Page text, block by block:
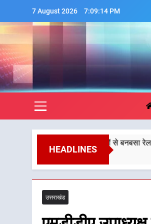
content
7 August 2026 7:09:16 PM
HEADLINES
के प्रयासों से बनबसा रेलवे स्टेशन पर अछनेरा-
उत्तराखंड